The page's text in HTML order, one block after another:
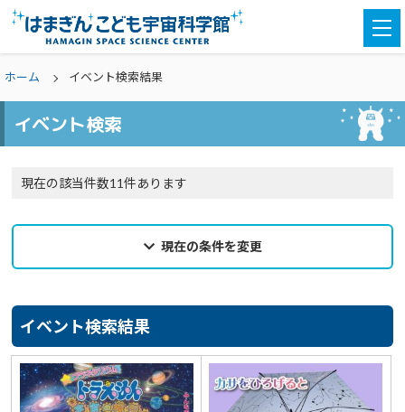
ホーム イベント検索結果
イベント検索
現在の該当件数11件あります
現在の条件を変更
カテゴリ
親子参加 選択なし
対象学年 どなたでも
イベント検索結果